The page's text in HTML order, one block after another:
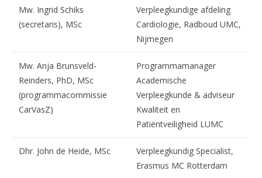
Mw. Ingrid Schiks
(secretaris), MSc
Verpleegkundige afdeling
Cardiologie, Radboud UMC,
Nijmegen
Mw. Anja Brunsveld-
Reinders, PhD, MSc
(programmacommissie
CarVasZ)
Programmamanager
Academische
Verpleegkunde & adviseur
Kwaliteit en
Patiëntveiligheid LUMC
Dhr. John de Heide, MSc
Verpleegkundig Specialist,
Erasmus MC Rotterdam